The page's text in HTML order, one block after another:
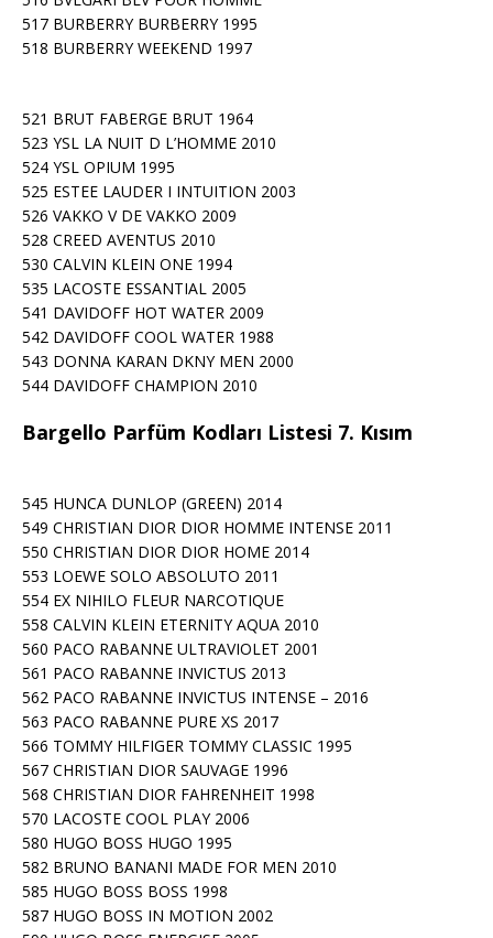
517 BURBERRY BURBERRY 1995
518 BURBERRY WEEKEND 1997
521 BRUT FABERGE BRUT 1964
523 YSL LA NUIT D L’HOMME 2010
524 YSL OPIUM 1995
525 ESTEE LAUDER I INTUITION 2003
526 VAKKO V DE VAKKO 2009
528 CREED AVENTUS 2010
530 CALVIN KLEIN ONE 1994
535 LACOSTE ESSANTIAL 2005
541 DAVIDOFF HOT WATER 2009
542 DAVIDOFF COOL WATER 1988
543 DONNA KARAN DKNY MEN 2000
544 DAVIDOFF CHAMPION 2010
Bargello Parfüm Kodları Listesi 7. Kısım
545 HUNCA DUNLOP (GREEN) 2014
549 CHRISTIAN DIOR DIOR HOMME INTENSE 2011
550 CHRISTIAN DIOR DIOR HOME 2014
553 LOEWE SOLO ABSOLUTO 2011
554 EX NIHILO FLEUR NARCOTIQUE
558 CALVIN KLEIN ETERNITY AQUA 2010
560 PACO RABANNE ULTRAVIOLET 2001
561 PACO RABANNE INVICTUS 2013
562 PACO RABANNE INVICTUS INTENSE – 2016
563 PACO RABANNE PURE XS 2017
566 TOMMY HILFIGER TOMMY CLASSIC 1995
567 CHRISTIAN DIOR SAUVAGE 1996
568 CHRISTIAN DIOR FAHRENHEIT 1998
570 LACOSTE COOL PLAY 2006
580 HUGO BOSS HUGO 1995
582 BRUNO BANANI MADE FOR MEN 2010
585 HUGO BOSS BOSS 1998
587 HUGO BOSS IN MOTION 2002